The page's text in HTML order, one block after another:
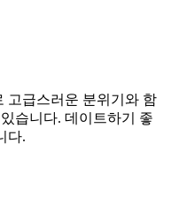
고급스러운 분위기와 함
습니다. 데이트하기 좋
다.